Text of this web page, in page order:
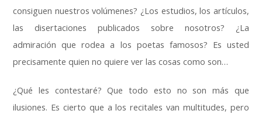
consiguen nuestros volúmenes? ¿Los estudios,los artículos,
las disertaciones publicados sobre nosotros? ¿La
admiración que rodea a los poetas famosos? Es usted
precisamente quien no quiere ver las cosas como son…
¿Qué les contestaré?Que todo esto no son más que
ilusiones. Es cierto que a los recitales van multitudes, pero